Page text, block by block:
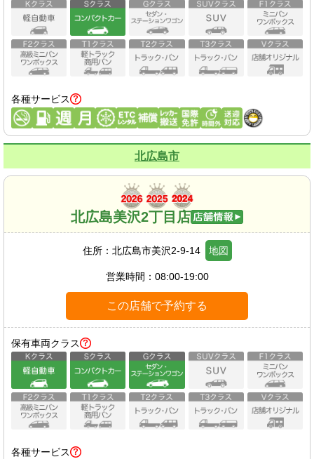
各種サービス
北広島市
北広島美沢2丁目店
住所： 北広島市美沢2-9-14 地図
営業時間： 08:00-19:00
この店舗で予約する
保有車両クラス
各種サービス